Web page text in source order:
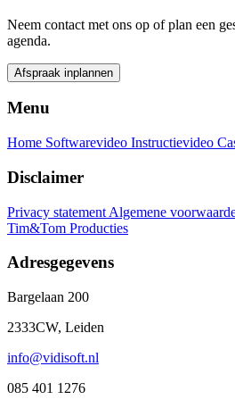
Neem contact met ons op of plan een
agenda.
Afspraak inplannen
Menu
Home Softwarevideo Instructievideo
Disclaimer
Privacy statement Algemene
Tim&Tom Producties
Adresgegevens
Bargelaan 200
2333CW, Leiden
info@vidisoft.nl
085 401 1276